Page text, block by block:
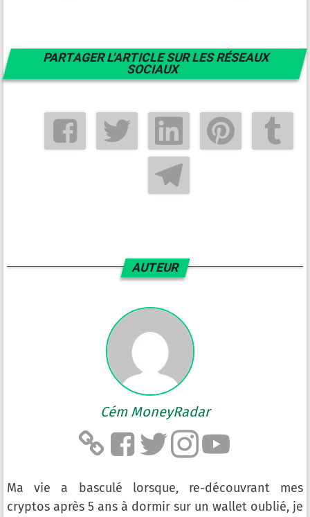
PARTAGER L'ARTICLE SUR LES RÉSEAUX
SOCIAUX
AUTEUR
Cém MoneyRadar
Ma vie a basculé lorsque, re-découvrant mes
cryptos après 5 ans à dormir sur un wallet oublié, je